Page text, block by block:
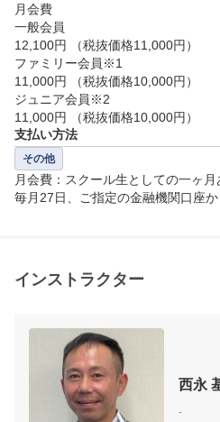
【レッスン当日に必要な物】
・運動できる服装
・運動靴
・グローブ（手袋）
・クラブ（クラブを持ってい
ブがございますのでご安心く
－－－－－－－－－－－－－
13:30～　の場合…
入力方法＞　第一希望：
2:00　第二希望：希望日入力
力下さい。
月会費
一般会員
12,100円 （税抜価格11,000円）
ファミリー会員※1
11,000円 （税抜価格10,000円）
ジュニア会員※2
11,000円 （税抜価格10,000円）
支払い方法
その他
月会費：スクール生としての一ヶ月
インストラクター
西永